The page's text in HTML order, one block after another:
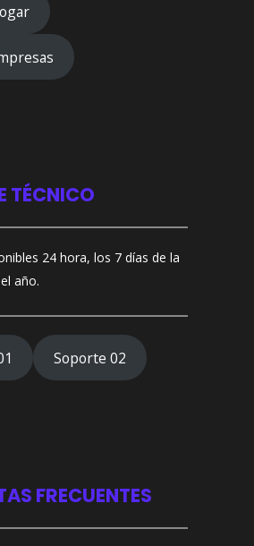
TÉCNICO
24 hora, los 7 días de la
año.
Soporte 02
FRECUENTES